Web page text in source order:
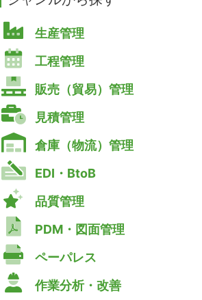
生産管理
工程管理
販売（貿易）管理
見積管理
倉庫（物流）管理
EDI・BtoB
品質管理
PDM・図面管理
ペーパレス
作業分析・改善